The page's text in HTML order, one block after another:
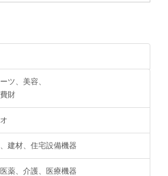
ツ、美容、
財
建材、住宅設備機器
薬、介護、医療機器